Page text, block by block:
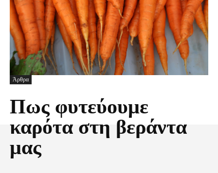
Άρθρα
Πως φυτεύουμε
καρότα στη βεράντα
μας